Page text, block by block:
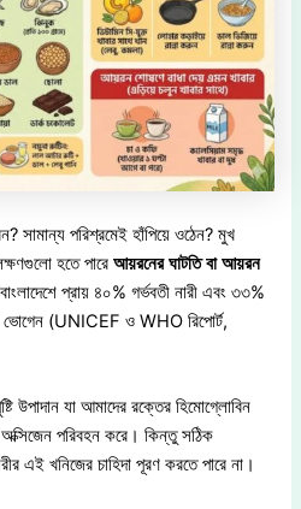
পরিশ্রমেই হাঁপিয়ে ওঠেন? মুখ
হতে পারেআয়রনের ঘাটতি বা আয়রন
প্রায় ৪০% গর্ভবতী নারী এবং ৩৩%
ভোগেন (UNICEF ও WHO রিপোর্ট,
উপাদান যা আমাদের রক্তের হিমোগ্লোবিন
অক্সিজেন পরিবহন করে। কিন্তু সঠিক
এই খনিজের চাহিদা পূরণ করতে পারে না।